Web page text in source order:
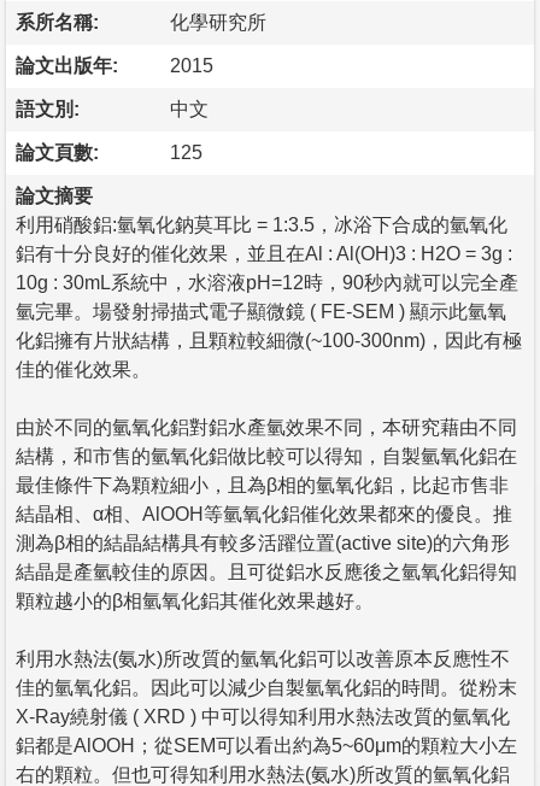
系所名稱: 化學研究所
論文出版年: 2015
語文別: 中文
論文頁數: 125
論文摘要
利用硝酸鋁:氫氧化鈉莫耳比 = 1:3.5，冰浴下合成的氫氧化
鋁有十分良好的催化效果，並且在Al : Al(OH)3 : H2O = 3g :
10g : 30mL系統中，水溶液pH=12時，90秒內就可以完全產
氫完畢。場發射掃描式電子顯微鏡 ( FE-SEM ) 顯示此氫氧
化鋁擁有片狀結構，且顆粒較細微(~100-300nm)，因此有極
佳的催化效果。
由於不同的氫氧化鋁對鋁水產氫效果不同，本研究藉由不同
結構，和市售的氫氧化鋁做比較可以得知，自製氫氧化鋁在
最佳條件下為顆粒細小，且為β相的氫氧化鋁，比起市售非
結晶相、α相、AlOOH等氫氧化鋁催化效果都來的優良。推
測為β相的結晶結構具有較多活躍位置(active site)的六角形
結晶是產氫較佳的原因。且可從鋁水反應後之氫氧化鋁得知
顆粒越小的β相氫氧化鋁其催化效果越好。
利用水熱法(氨水)所改質的氫氧化鋁可以改善原本反應性不
佳的氫氧化鋁。因此可以減少自製氫氧化鋁的時間。從粉末
X-Ray繞射儀 ( XRD ) 中可以得知利用水熱法改質的氫氧化
鋁都是AlOOH；從SEM可以看出約為5~60μm的顆粒大小左
右的顆粒。但也可得知利用水熱法(氨水)所改質的氫氧化鋁